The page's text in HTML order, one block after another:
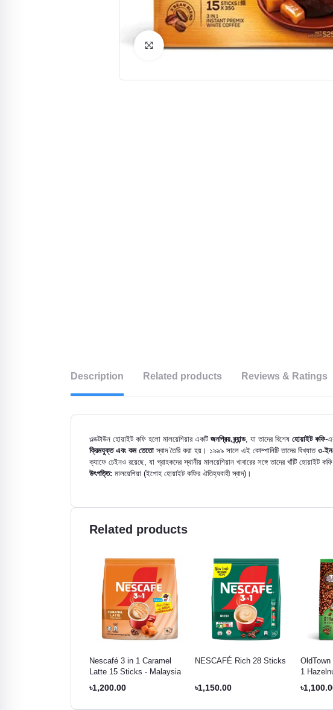
Click to Enlarge
Description Related products Reviews & Ratings
ওল্ডটাউন হোয়াইট কফি হলো মালয়েশিয়ার একটি জনপ্রিয় ব্র্যান্ড, যা তাদের বিশেষ হোয়াইট কফি-
ক্রিমযুক্ত এবং কম তেতো স্বাদ তৈরি করা হয়। ১৯৯৯ সালে এই কোম্পানিটি তাদের বিখ্যাত ৩-
ক্যাফে চেইনও রয়েছে, যা গ্রাহকদের স্থানীয় মালয়েশিয়ান খাবারের সঙ্গে তাদের খাঁটি
উৎপত্তি: মালয়েশিয়া (ইপোহ হোয়াইট কফির ঐতিহ্যবাহী স্বাদ)।
Related products
Nescafé 3 in 1 Caramel
Latte 15 Sticks - Malaysia
৳1,200.00
NESCAFÉ Rich 28 Sticks
৳1,150.00
1